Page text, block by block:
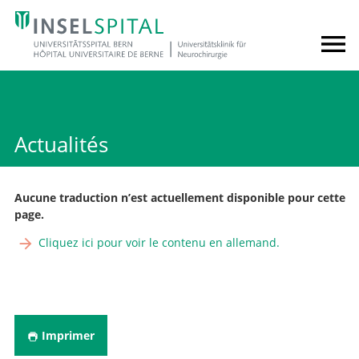
Actualités
Aucune traduction n’est actuellement disponible pour cette
page.
Cliquez ici pour voir le contenu en allemand.
Imprimer